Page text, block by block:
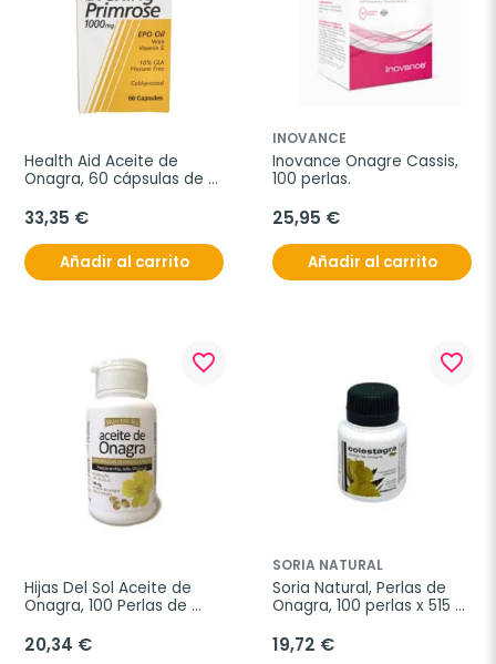
Health Aid Aceite de
Onagra, 60 cápsulas de
33,35 €
Añadir al carrito
INOVANCE
Inovance Onagre Cassis,
100 perlas.
25,95 €
Añadir al carrito
favorite_border
Hijas Del Sol Aceite de
Onagra, 100 Perlas de
20,34 €
favorite_border
SORIA NATURAL
Soria Natural, Perlas de
Onagra, 100 perlas x 515
19,72 €